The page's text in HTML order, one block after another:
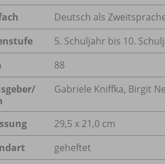
Deutsch als
5. Schuljahr bis 10.
88
Gabriele Kniffka, Birgit
29,5 x 21,0 cm
geheftet